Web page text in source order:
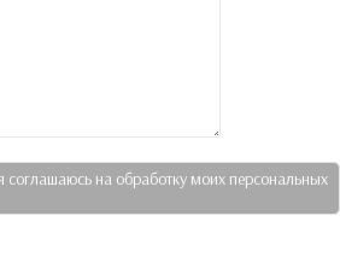
на обработку моих персональных